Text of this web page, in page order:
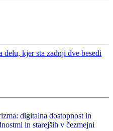
digitalna dostopnost in
in starejših v čezmejni